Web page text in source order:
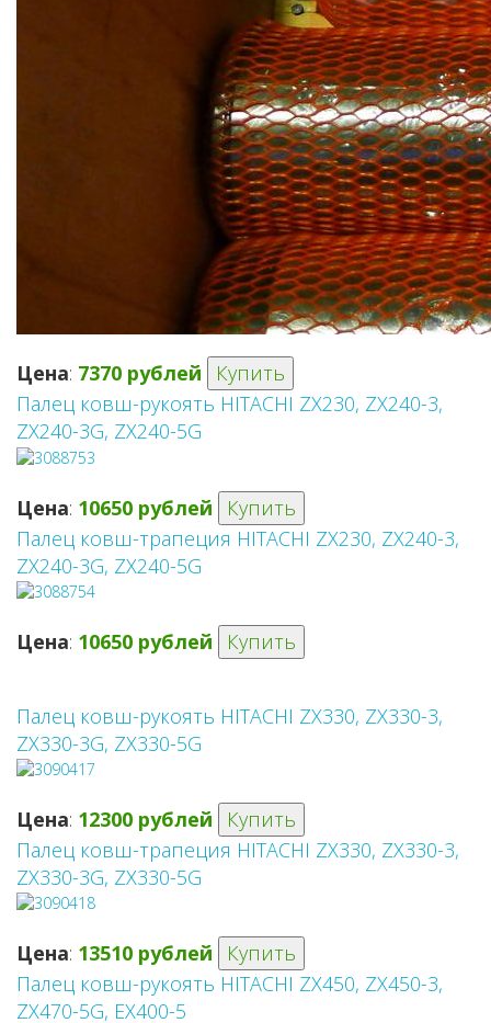
Цена: 7370 рублей
Купить
Палец ковш-рукоять HITACHI ZX230, ZX240-3,
ZX240-3G, ZX240-5G
Цена: 10650 рублей
Купить
Палец ковш-трапеция HITACHI ZX230, ZX240-3,
ZX240-3G, ZX240-5G
Цена: 10650 рублей Купить
Палец ковш-рукоять HITACHI ZX330, ZX330-3,
ZX330-3G, ZX330-5G
Цена: 12300 рублей
Купить
Палец ковш-трапеция HITACHI ZX330, ZX330-3,
ZX330-3G, ZX330-5G
Цена: 13510 рублей
Купить
Палец ковш-рукоять HITACHI ZX450, ZX450-3,
ZX470-5G, EX400-5